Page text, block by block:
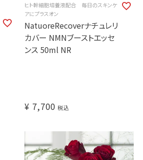
ヒト幹細胞培養液配合 毎日のスキンケ
アにプラスオン
NatuoreRecoverナチュレリ
カバー NMNブーストエッセ
ンス 50ml NR
¥ 7,700 税込